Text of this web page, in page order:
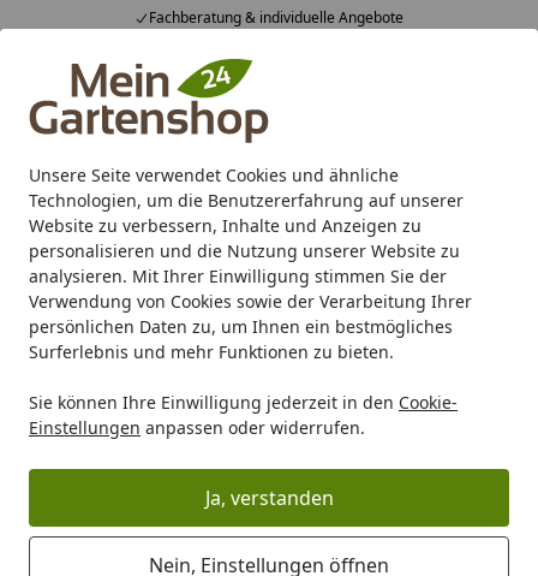
Unsere Seite verwendet Cookies und ähnliche
Technologien, um die Benutzererfahrung auf unserer
Website zu verbessern, Inhalte und Anzeigen zu
personalisieren und die Nutzung unserer Website zu
analysieren. Mit Ihrer Einwilligung stimmen Sie der
Verwendung von Cookies sowie der Verarbeitung Ihrer
persönlichen Daten zu, um Ihnen ein bestmögliches
Surferlebnis und mehr Funktionen zu bieten.
Sie können Ihre Einwilligung jederzeit in den Cookie-
Einstellungen anpassen oder widerrufen.
Ja, verstanden
Nein, Einstellungen öffnen
Fachberatung & individuelle Angebote
Alle Produkte
Mein Konto
Suchen
Karibu Pools inkl. gratis Sandfilteranlage & Pool-
Starterset (Gesamtwert bis 468,99€)
Startseite
Gartenhaus Günstige Gartenhäuser (unter 1000€)
Günstige Weka Gartenhäuser
Hochwertige Gartenhäuser von Weka unter
1.000 €
Ihre Artikelübersicht